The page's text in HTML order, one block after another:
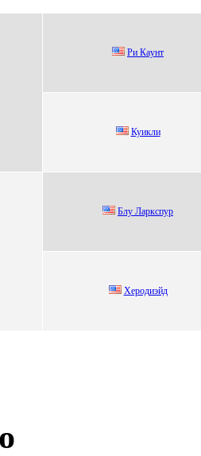
Pи Кaунт
Куикли
Блу Лaркспур
Хеpодиэйд